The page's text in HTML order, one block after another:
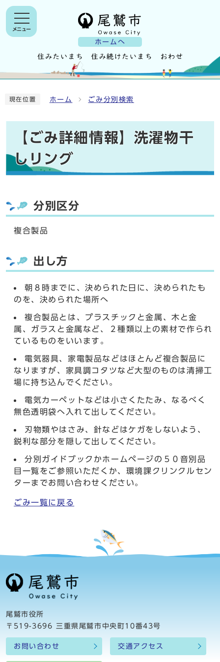
ホームへ
メニュー
現在位置 ホーム ごみ分別検索
【ごみ詳細情報】洗濯物干
しリング
分別区分
複合製品
出し方
朝８時までに、決められた日に、決められたも
のを、決められた場所へ
複合製品とは、プラスチックと金属、木と金
属、ガラスと金属など、２種類以上の素材で作られ
ているものをいいます。
電気器具、家電製品などはほとんど複合製品に
なりますが、家具調コタツなど大型のものは清掃工
場に持ち込んでください。
電気カーペットなどは小さくたたみ、なるべく
無色透明袋へ入れて出してください。
刃物類やはさみ、針などはケガをしないよう、
鋭利な部分を隠して出してください。
分別ガイドブックかホームページの５０音別品
目一覧をご参照いただくか、環境課クリンクルセン
ターまでお問い合わせください。
ごみ一覧に戻る
尾鷲市役所
〒519-3696 三重県尾鷲市中央町10番43号
お問い合わせ 交通アクセス